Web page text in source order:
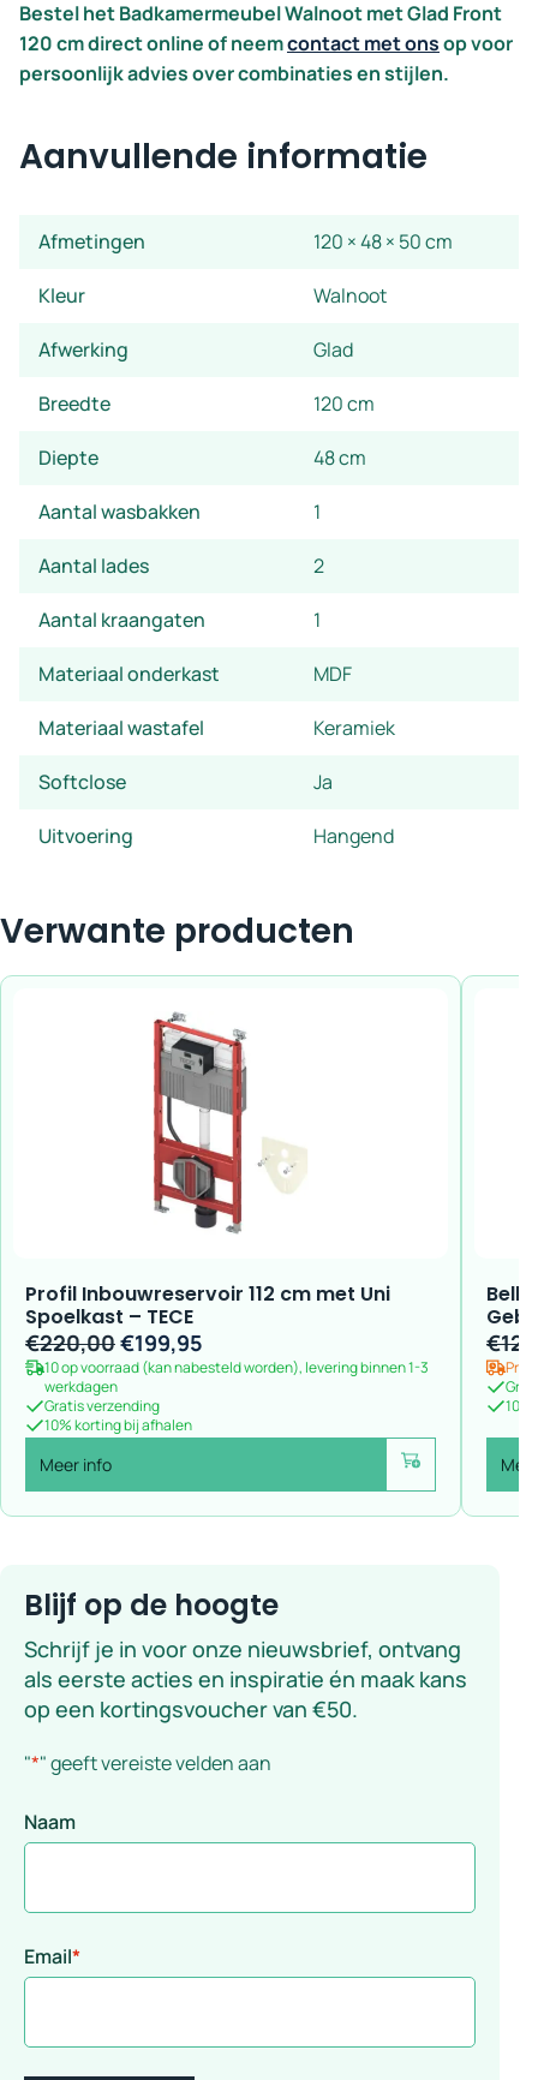
Bestel het Badkamermeubel Walnoot met Glad Front
120 cm direct online of neemcontact met onsop voor
persoonlijk advies over combinaties en stijlen.
Aanvullende informatie
Afmetingen 120 × 48 × 50 cm
Kleur Walnoot
Afwerking Glad
Breedte 120 cm
Diepte 48 cm
Aantal wasbakken 1
Aantal lades 2
Aantal kraangaten 1
Materiaal onderkast MDF
Materiaal wastafel Keramiek
Softclose Ja
Uitvoering Hangend
Verwante producten
Profil Inbouwreservoir 112 cm met Uni
Spoelkast – TECE
€220,00Oorspronkelijke
prijs
was:
€220,00.
€199,95
prijs
€199,95.
10 op voorraad (kan nabesteld worden), levering binnen 1-3
werkdagen
Gratis verzending
10% korting bij afhalen
Meer info Voeg toe
€
Blijf op de hoogte
Schrijf je in voor onze nieuwsbrief, ontvang
als eerste acties en inspiratie én maak kans
op een kortingsvoucher van €50.
"*" geeft vereiste velden aan
Naam
Email*